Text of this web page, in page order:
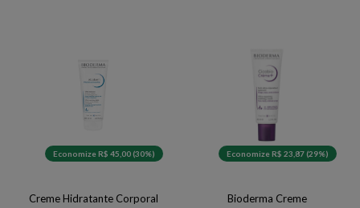
Economize R$ 45,00 (30%)
Creme Hidratante Corporal
Economize R$ 23,87 (29%)
Bioderma Creme